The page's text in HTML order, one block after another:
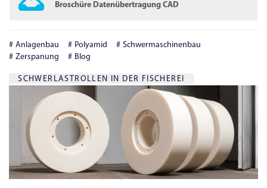
Broschüre Datenübertragung CAD
Anlagenbau Polyamid
Schwermaschinenbau
Zerspanung
Blog
SCHWERLASTROLLEN IN DER FISCHEREI